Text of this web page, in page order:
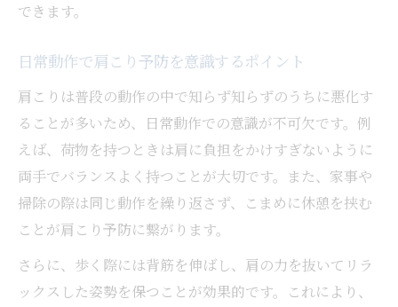
できます。
日常動作で肩こり予防を意識するポイント
肩こりは普段の動作の中で知らず知らずのうちに悪化す
ることが多いため、日常動作での意識が不可欠です。例
えば、荷物を持つときは肩に負担をかけすぎないように
両手でバランスよく持つことが大切です。また、家事や
掃除の際は同じ動作を繰り返さず、こまめに休憩を挟む
ことが肩こり予防に繋がります。
さらに、歩く際には背筋を伸ばし、肩の力を抜いてリラ
ックスした姿勢を保つことが効果的です。これにより、